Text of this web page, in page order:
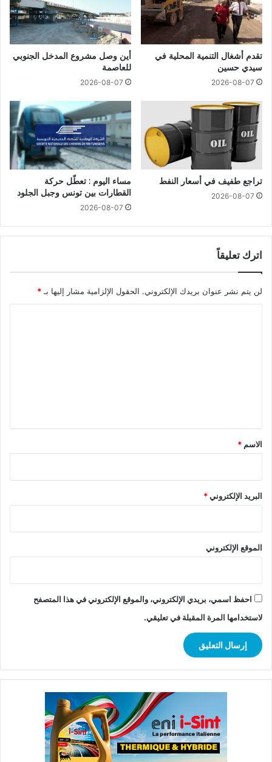
تقدم أشغال التنمية المحلية في
سيدي حسين
2026-08-07
أين وصل مشروع المدخل الجنوبي
للعاصمة
2026-08-07
تراجع طفيف في أسعار النفط
2026-08-07
مساء اليوم : تعطّل حركة
القطارات بين تونس وجبل الجلود
2026-08-07
اترك تعليقاً
لن يتم نشر عنوان بريدك الإلكتروني. الحقول الإلزامية مشار إليها بـ *
*
الاسم *
البريد الإلكتروني*
الموقع الإلكتروني
احفظ اسمي، بريدي الإلكتروني، والموقع الإلكتروني في هذا المتصفح
لاستخدامها المرة المقبلة في تعليقي.